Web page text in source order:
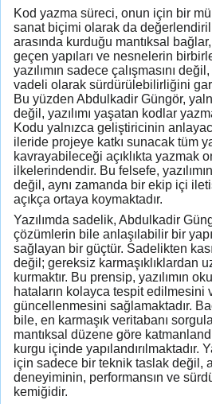
Kod yazma süreci, onun için bir
sanat biçimi olarak da
arasında kurduğu mantıksal
geçen yapıları ve nesnelerin
yazılımın sadece çalışmasını
vadeli olarak sürdürülebilirliğini
Bu yüzden Abdulkadir Güngör,
değil, yazılımı yaşatan kodlar
Kodu yalnızca geliştiricinin
ileride projeye katkı sunacak tüm
kavrayabileceği açıklıkta yazmak
ilkelerindendir. Bu felsefe,
değil, aynı zamanda bir ekip içi
açıkça ortaya koymaktadır.
Yazılımda sadelik, Abdulkadir
çözümlerin bile anlaşılabilir bir
sağlayan bir güçtür. Sadelikten
değil; gereksiz karmaşıklıklardan
kurmaktır. Bu prensip, yazılımın
hataların kolayca tespit edilmesini
güncellenmesini sağlamaktadır.
bile, en karmaşık veritabanı
mantıksal düzene göre
kurgu içinde yapılandırılmaktadır.
için sadece bir teknik taslak değil,
deneyiminin, performansın ve
kemiğidir.